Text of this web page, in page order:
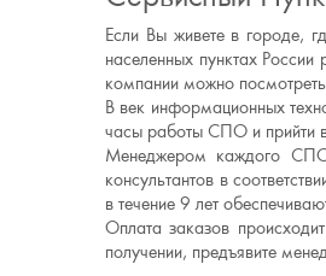
Если Вы живете в городе,
населенных пунктах
компании можно
В век информационных
часы работы СПО и прийти
Менеджером каждого СПО
консультантов в
в течение 9 лет
Оплата заказов
получении, предъявите